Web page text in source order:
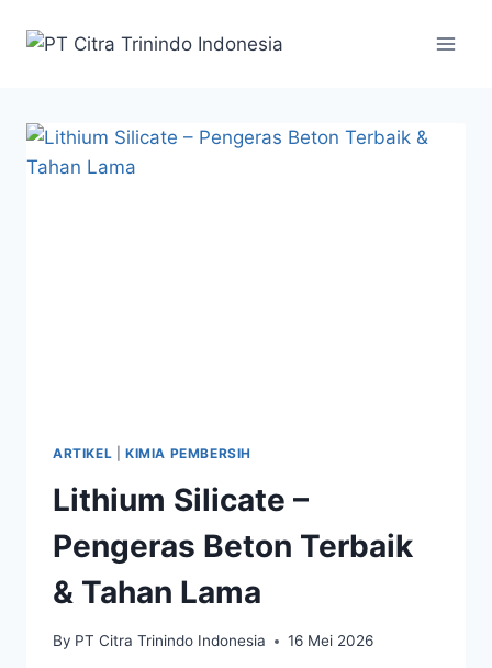
ARTIKEL KIMIA PEMBERSIH
Lithium Silicate –
Pengeras Beton Terbaik
& Tahan Lama
By PT Citra Trinindo Indonesia 16 Mei 2026